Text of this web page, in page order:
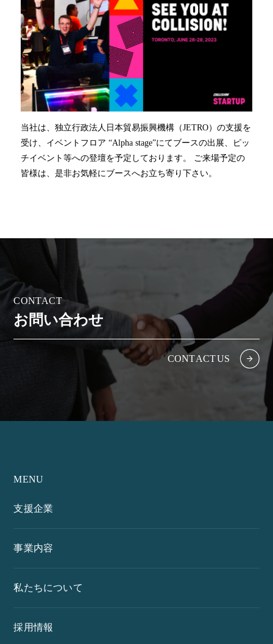
当社は、独立行政法人日本貿易振興機構（JETRO）の支援を
受け、イベントフロア “Alpha stage”にてブースの出展、ピッ
チイベント等への登壇を予定しております。 ご来場予定の
皆様は、是非お気軽にブースへお立ち寄り下さい。
CONTACT
お問い合わせ
CONTACTUS
MENU
支援企業
事業内容
私たちについて
採用情報